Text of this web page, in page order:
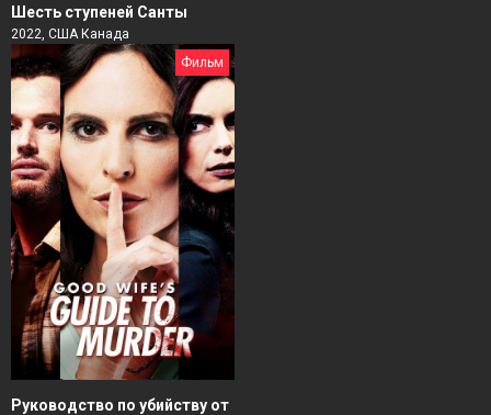
Шесть ступеней Санты
2022, США Канада
Фильм
Руководство по убийству от